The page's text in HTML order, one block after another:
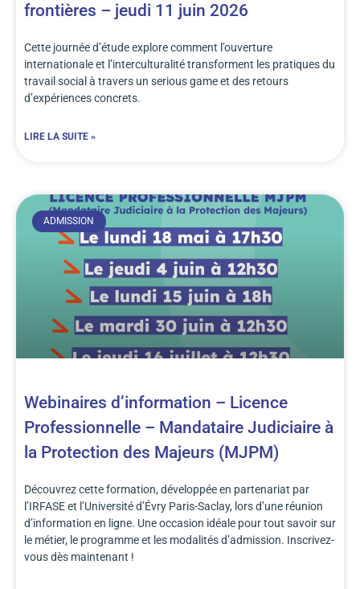
frontières – jeudi 11 juin 2026
Cette journée d’étude explore comment l’ouverture
internationale et l’interculturalité transforment les pratiques du
travail social à travers un serious game et des retours
d’expériences concrets.
LIRE LA SUITE »
ADMISSION
Webinaires d’information – Licence
Professionnelle – Mandataire Judiciaire à
la Protection des Majeurs (MJPM)
Découvrez cette formation, développée en partenariat par
l’IRFASE et l’Université d’Évry Paris-Saclay, lors d’une réunion
d’information en ligne. Une occasion idéale pour tout savoir sur
le métier, le programme et les modalités d’admission. Inscrivez-
vous dès maintenant !